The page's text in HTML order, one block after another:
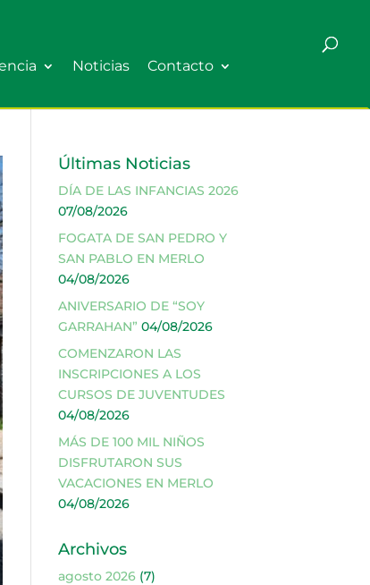
Noticias Contacto
Últimas Noticias
DÍA DE LAS INFANCIAS 2026
07/08/2026
FOGATA DE SAN PEDRO Y
SAN PABLO EN MERLO
04/08/2026
ANIVERSARIO DE “SOY
GARRAHAN” 04/08/2026
COMENZARON LAS
INSCRIPCIONES A LOS
CURSOS DE JUVENTUDES
04/08/2026
MÁS DE 100 MIL NIÑOS
DISFRUTARON SUS
VACACIONES EN MERLO
04/08/2026
Archivos
agosto 2026(7)